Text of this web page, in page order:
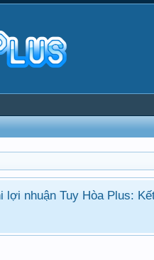
lợi nhuận Tuy Hòa Plus: